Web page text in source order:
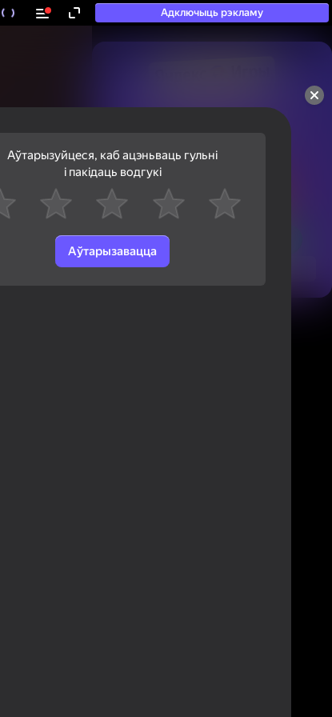
Адключыць рэкламу
50+ тап-гульняў, у якія
гуляюць нават тыя, хто
Аўтарызуйцеся, каб ацэньваць гульні
і пакідаць водгукі
Аўтарызавацца